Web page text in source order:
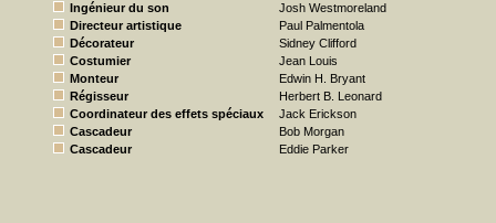
Ingénieur du son
Josh Westmoreland
Directeur artistique
Paul Palmentola
Décorateur
Sidney Clifford
Costumier
Jean Louis
Monteur
Edwin H. Bryant
Régisseur
Herbert B. Leonard
Coordinateur des effets spéciaux
Jack Erickson
Cascadeur
Bob Morgan
Cascadeur
Eddie Parker